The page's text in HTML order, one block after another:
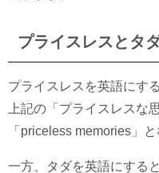
プライスレスとタ
プライスレスを英語にす
上記の「プライスレスな
「priceless memories」と
一方、タダを英語にする